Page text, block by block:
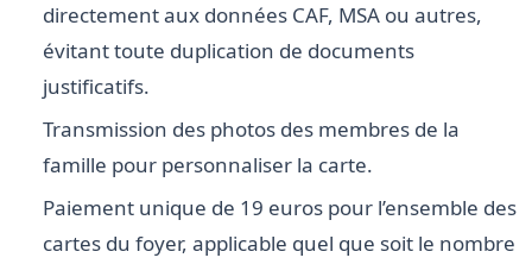
directement aux données CAF, MSA ou autres,
évitant toute duplication de documents
justificatifs.
Transmission des photos des membres de la
famille pour personnaliser la carte.
Paiement unique de 19 euros pour l’ensemble des
cartes du foyer, applicable quel que soit le nombre